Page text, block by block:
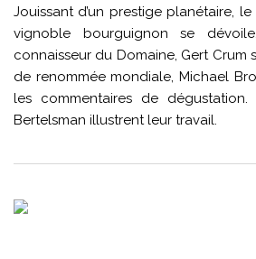
Jouissant d’un prestige planétaire,
vignoble bourguignon se
connaisseur du Domaine, Gert Crum
de renommée mondiale, Michael
les commentaires de
Bertelsman illustrent leur travail.